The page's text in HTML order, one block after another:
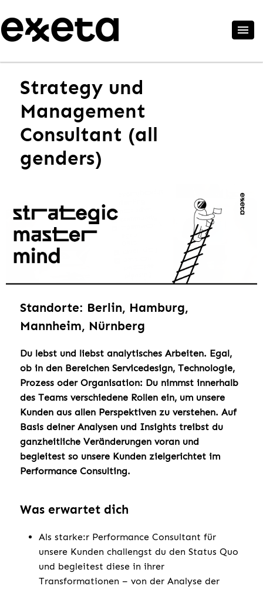
Strategy und
Management
Consultant (all
genders)
Standorte: Berlin, Hamburg,
Mannheim, Nürnberg
Du lebst und liebst analytisches Arbeiten. Egal,
ob in den Bereichen Servicedesign, Technologie,
Prozess oder Organisation: Du nimmst innerhalb
des Teams verschiedene Rollen ein, um unsere
Kunden aus allen Perspektiven zu verstehen. Auf
Basis deiner Analysen und Insights treibst du
ganzheitliche Veränderungen voran und
begleitest so unsere Kunden zielgerichtet im
Performance Consulting.
Was erwartet dich
Als starke:r Performance Consultant für
unsere Kunden challengst du den Status Quo
und begleitest diese in ihrer
Transformationen – von der Analyse der